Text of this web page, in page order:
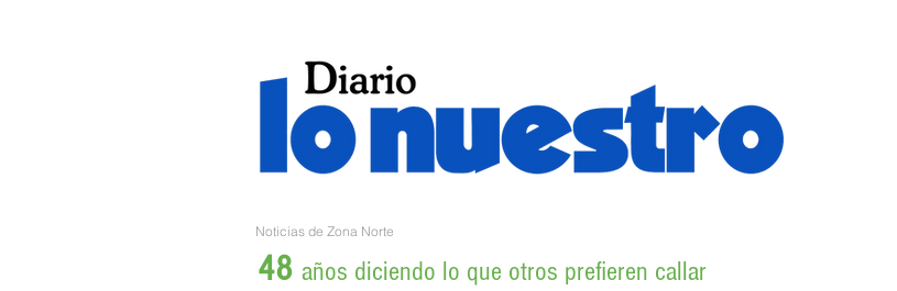
Noticias de Zona Norte
48 años diciendo lo que otros prefieren callar